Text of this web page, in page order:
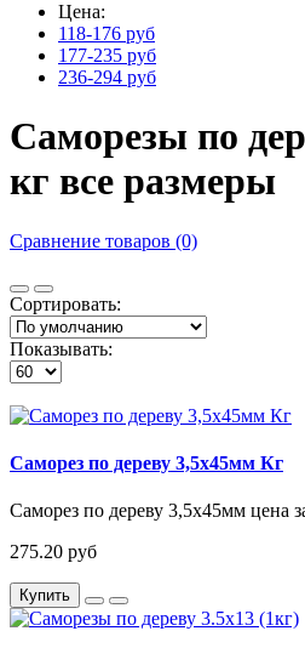
Цена:
118-176 руб
177-235 руб
236-294 руб
Саморезы по
кг все размеры
Сравнение товаров (0)
Сортировать:
Показывать:
Саморез по дереву 3,5х45мм Кг
Саморез по дереву 3,5х45мм цена
275.20 руб
Купить